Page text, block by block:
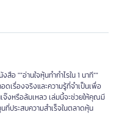
อ ""อ่านใจหุ้นทำกำไรใน 1 นาที""
เรื่องจริงและความรู้ที่จำเป็นเพื่อ
งหรือล้มเหลว เล่มนี้จะช่วยให้คุณมี
ที่ประสบความสำเร็จในตลาดหุ้น